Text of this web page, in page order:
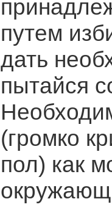
путем
дать
пытайся
(громко
пол) как